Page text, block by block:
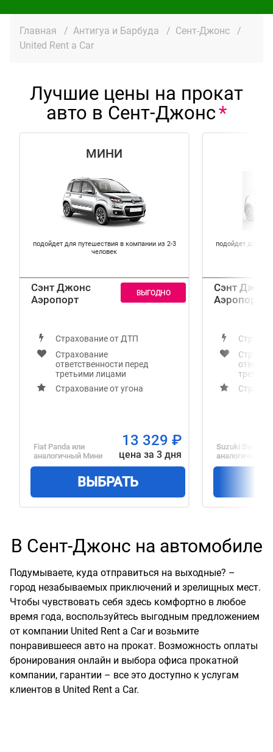
Главная / Антигуа и Барбуда / Сент-Джонс
/
United Rent a Car
Лучшие цены на прокат
авто в Сент-Джонс
МИНИ
подойдет для путешествия в компании из 2-3
человек
Сэнт Джонс
Аэропорт
Страхование от ДТП
Страхование
ответственности перед
третьими лицами
Страхование от угона
Fiat Panda или
аналогичный Мини
13 329 ₽
цена за 3 дня
ВЫБРАТЬ
подойдет для
Сэнт Джонс
Аэропорт
Suzuki Swift
аналогичный
В Сент-Джонс на автомобиле
Подумываете, куда отправиться на выходные? –
город незабываемых приключений и зрелищных мест.
Чтобы чувствовать себя здесь комфортно в любое
время года, воспользуйтесь выгодным предложением
от компании United Rent a Car и возьмите
понравившееся авто на прокат. Возможность оплаты
бронирования онлайн и выбора офиса прокатной
компании, гарантии – все это доступно к услугам
клиентов в United Rent a Car.